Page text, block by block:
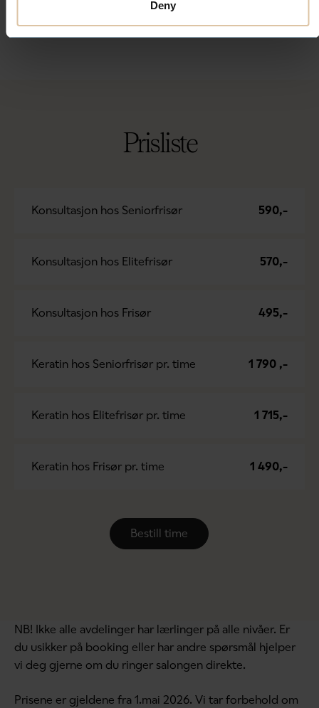
Deny
Prisliste
Konsultasjon hos Seniorfrisør 590,-
Konsultasjon hos Elitefrisør 570,-
Konsultasjon hos Frisør 495,-
Keratin hos Seniorfrisør pr. time 1 790 ,-
Keratin hos Elitefrisør pr. time 1 715,-
Keratin hos Frisør pr. time 1 490,-
Bestill time
NB! Ikke alle avdelinger har lærlinger på alle nivåer. Er
du usikker på booking eller har andre spørsmål hjelper
vi deg gjerne om du ringer salongen direkte.
Prisene er gjeldene fra 1.mai 2026. Vi tar forbehold om